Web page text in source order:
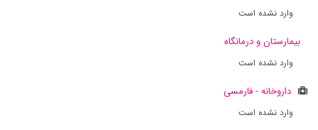
وارد نشده است
بیمارستان و درمانگاه
وارد نشده است
داروخانه - فارمسی
وارد نشده است